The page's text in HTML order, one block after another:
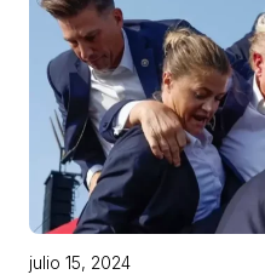
julio 15, 2024